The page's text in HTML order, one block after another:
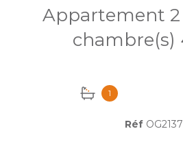
Appartement 2 pièce(s) 1
1
Réf OG2137